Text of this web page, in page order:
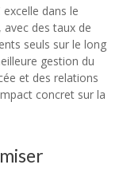
dans le
des taux de
seuls sur le long
gestion du
et des relations
concret sur la